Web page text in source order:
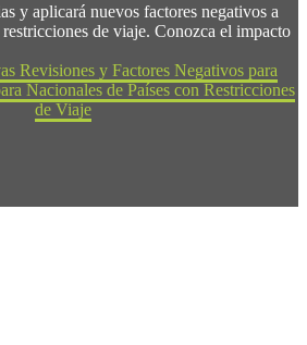
y aplicará nuevos factores negativos a
de viaje. Conozca el impacto
Revisiones y Factores Negativos para
Nacionales de Países con Restricciones
de Viaje